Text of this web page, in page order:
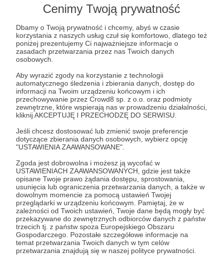
Cenimy Twoją prywatność
Dbamy o Twoją prywatność i chcemy, abyś w czasie
korzystania z naszych usług czuł się komfortowo, dlatego też
poniżej prezentujemy Ci najważniejsze informacje o
zasadach przetwarzania przez nas Twoich danych
osobowych.
Aby wyrazić zgody na korzystanie z technologii
automatycznego śledzenia i zbierania danych, dostęp do
informacji na Twoim urządzeniu końcowym i ich
przechowywanie przez Crowd8 sp. z o.o. oraz podmioty
zewnętrzne, które wspierają nas w prowadzeniu działalności,
kliknij AKCEPTUJĘ I PRZECHODZĘ DO SERWISU.
Jeśli chcesz dostosować lub zmienić swoje preferencje
dotyczące zbierania danych osobowych, wybierz opcję
"USTAWIENIA ZAAWANSOWANE".
Zgoda jest dobrowolna i możesz ją wycofać w
USTAWIENIACH ZAAWANSOWANYCH, gdzie jest także
opisane Twoje prawo żądania dostępu, sprostowania,
usunięcia lub ograniczenia przetwarzania danych, a także w
dowolnym momencie za pomocą ustawień Twojej
przeglądarki w urządzeniu końcowym. Pamiętaj, że w
zależności od Twoich ustawień, Twoje dane będą mogły być
przekazywane do zewnętrznych odbiorców danych z państw
trzecich tj. z państw spoza Europejskiego Obszaru
Gospodarczego. Pozostałe szczegółowe informacje na
temat przetwarzania Twoich danych w tym celów
przetwarzania znajdują się w naszej polityce prywatności.
Komentarz użytkownika
Użytkownik
3 dni temu
Komentarz użytkownika
Użytkownik
3 dni temu
Komentarz użytkownika
Komentarze tylko
dla zalogowanych Patronów
Prowadź ciekawe rozmowy z innymi Patronami i
Autorem.Dołącz do Patronów już teraz i odblokuj
Zostań Patronem
Promowani autorzy
Tetrycy